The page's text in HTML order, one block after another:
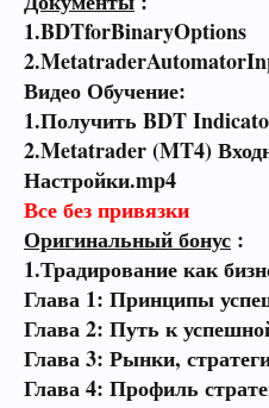
1.BDTforBinaryOptions
Видео Обучение:
1.Получить BDT
2.Metatrader (MT4)
Настройки.mp4
Все без привязки
Оригинальный бонус :
1.Традирование как
Глава 1: Принципы
Глава 2: Путь к
Глава 3: Рынки,
Глава 4: Профиль